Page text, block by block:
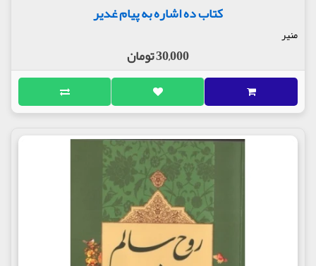
کتاب ده اشاره به پیام غدیر
منیر
30,000 تومان